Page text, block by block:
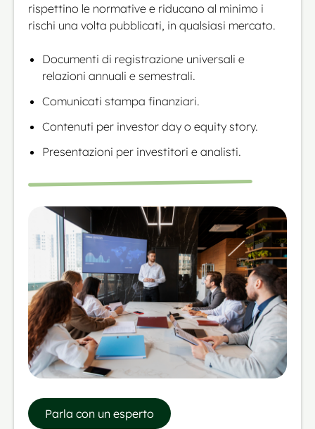
rispettino le normative e riducano al minimo i
rischi una volta pubblicati, in qualsiasi mercato.
Documenti di registrazione universali e
relazioni annuali e semestrali.
Comunicati stampa finanziari.
Contenuti per investor day o equity story.
Presentazioni per investitori e analisti.
Parla con un esperto